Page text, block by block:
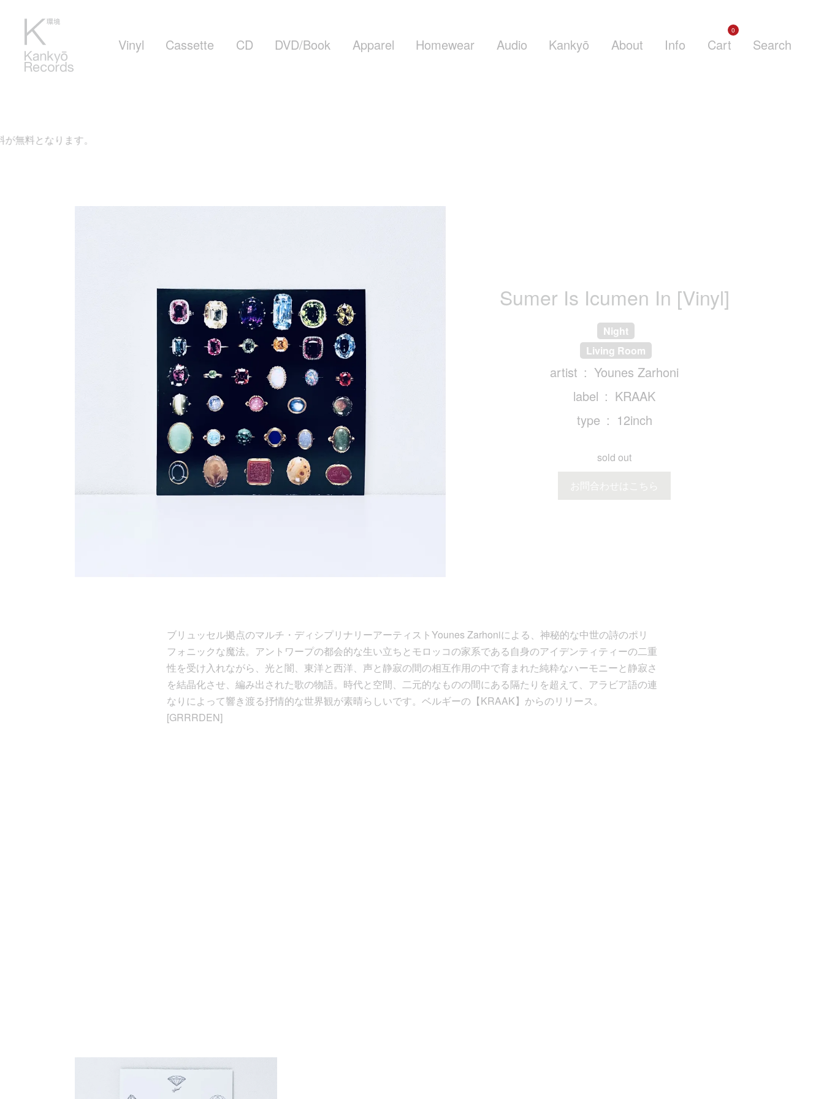
Vinyl Cassette CD DVD/Book Apparel Homewear Audio Kankyō About Info Cart
0
Search
。
Sumer Is Icumen In [Vinyl]
Night
Living Room
artist
Younes Zarhoni
label
KRAAK
type
12inch
sold out
お問合わせはこちら
ブリュッセル拠点のマルチ・ディシプリナリーアーティストYounes Zarhoniによる、神秘的な中世の詩のポリ
フォニックな魔法。アントワープの都会的な生い立ちとモロッコの家系である自身のアイデンティティーの二重
性を受け入れながら、光と闇、東洋と西洋、声と静寂の間の相互作用の中で育まれた純粋なハーモニーと静寂さ
を結晶化させ、編み出された歌の物語。時代と空間、二元的なものの間にある隔たりを超えて、アラビア語の連
なりによって響き渡る抒情的な世界観が素晴らしいです。ベルギーの【KRAAK】からのリリース。
[GRRRDEN]